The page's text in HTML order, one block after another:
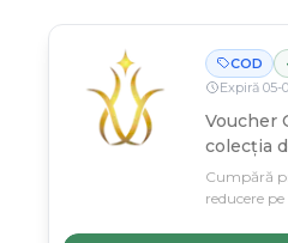
COD
Expiră 05-
Voucher
colecția
Cumpără
reducere